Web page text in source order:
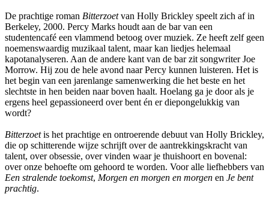
De prachtige roman Bitterzoetvan Holly Brickley speelt zich af in
Berkeley, 2000. Percy Marks houdt aan de bar van een
studentencafé een vlammend betoog over muziek. Ze heeft zelf geen
noemenswaardig muzikaal talent, maar kan liedjes helemaal
kapotanalyseren. Aan de andere kant van de bar zit songwriter Joe
Morrow. Hij zou de hele avond naar Percy kunnen luisteren. Het is
het begin van een jarenlange samenwerking die het beste en het
slechtste in hen beiden naar boven haalt. Hoelang ga je door als je
ergens heel gepassioneerd over bent én er diepongelukkig van
wordt?
Bitterzoetis het prachtige en ontroerende debuut van Holly Brickley,
die op schitterende wijze schrijft over de aantrekkingskracht van
talent, over obsessie, over vinden waar je thuishoort en bovenal:
over onze behoefte om gehoord te worden. Voor alle liefhebbers van
Een stralende toekomst, Morgen en morgen en morgen en Je bent
prachtig.